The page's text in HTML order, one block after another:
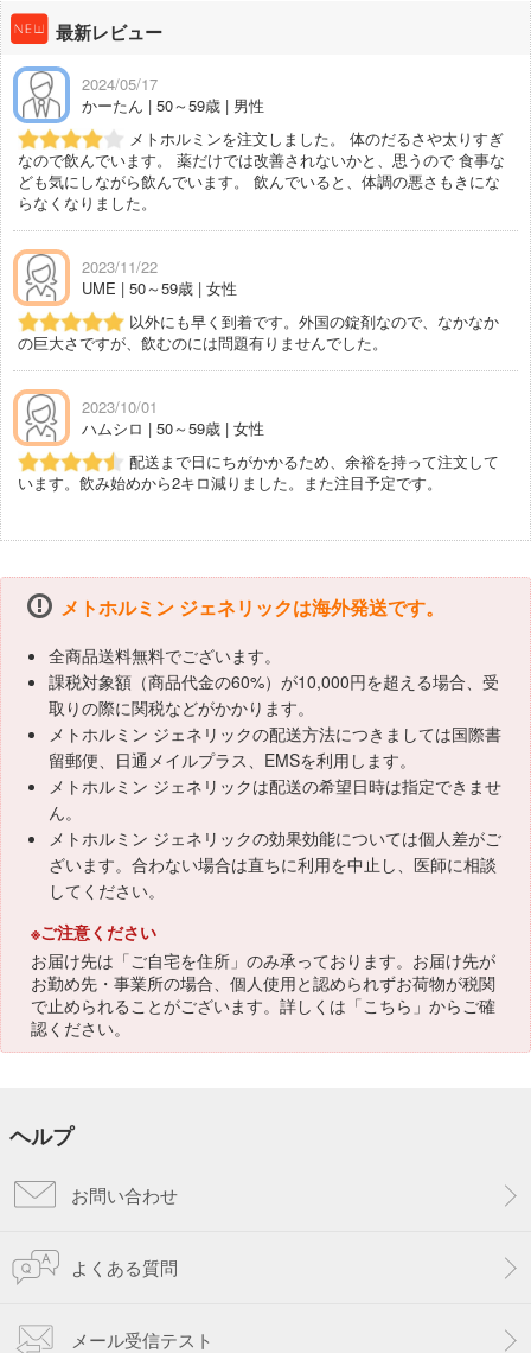
最新レビュー
2024/05/17
かーたん | 50～59歳 | 男性
メトホルミンを注文しました。 体のだるさや太りすぎ
なので飲んでいます。 薬だけでは改善されないかと、思うので 食事な
ども気にしながら飲んでいます。 飲んでいると、体調の悪さもきにな
らなくなりました。
2023/11/22
UME | 50～59歳 | 女性
以外にも早く到着です。外国の錠剤なので、なかなか
の巨大さですが、飲むのには問題有りませんでした。
2023/10/01
ハムシロ | 50～59歳 | 女性
配送まで日にちがかかるため、余裕を持って注文して
います。飲み始めから2キロ減りました。また注目予定です。
メトホルミン ジェネリックは海外発送です。
全商品送料無料でございます。
課税対象額（商品代金の60%）が10,000円を超える場合、受
取りの際に関税などがかかります。
メトホルミン ジェネリックの配送方法につきましては国際書
留郵便、日通メイルプラス、EMSを利用します。
メトホルミン ジェネリックは配送の希望日時は指定できませ
ん。
メトホルミン ジェネリックの効果効能については個人差がご
ざいます。合わない場合は直ちに利用を中止し、医師に相談
してください。
※ご注意ください
お届け先は「ご自宅を住所」のみ承っております。お届け先が
お勤め先・事業所の場合、個人使用と認められずお荷物が税関
で止められることがございます。詳しくは「こちら 」からご確
認ください。
ヘルプ
お問い合わせ
よくある質問
メール受信テスト